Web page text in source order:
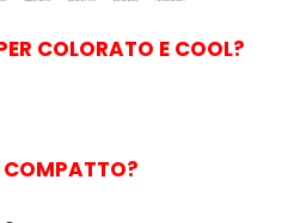
COLORATO E COOL?
COMPATTO?